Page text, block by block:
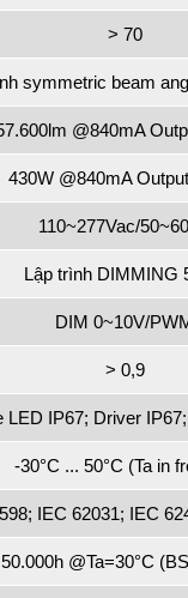
> 70
symmetric beam
@840mA
430W @840mA
110~277Vac/
Lập trình DIMMING
DIM 0~10V/
> 0,9
LED IP67; Driver
-30°C ... 50°C (Ta in
IEC 62031; IEC
50.000h @Ta=30°C